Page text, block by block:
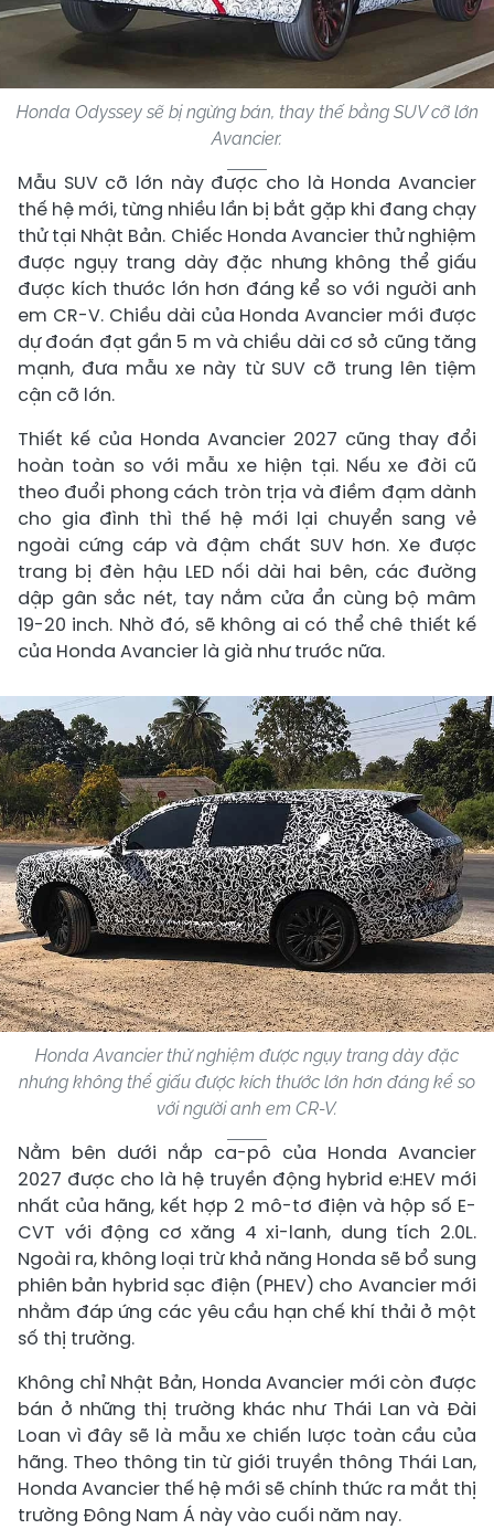
Honda Odyssey sẽ bị ngừng bán, thay thế bằng SUV cỡ lớn
Avancier.
Mẫu SUV cỡ lớn này được cho là Honda Avancier
thế hệ mới, từng nhiều lần bị bắt gặp khi đang chạy
thử tại Nhật Bản. Chiếc Honda Avancier thử nghiệm
được ngụy trang dày đặc nhưng không thể giấu
được kích thước lớn hơn đáng kể so với người anh
em CR-V. Chiều dài của Honda Avancier mới được
dự đoán đạt gần 5 m và chiều dài cơ sở cũng tăng
mạnh, đưa mẫu xe này từ SUV cỡ trung lên tiệm
cận cỡ lớn.
Thiết kế của Honda Avancier 2027 cũng thay đổi
hoàn toàn so với mẫu xe hiện tại. Nếu xe đời cũ
theo đuổi phong cách tròn trịa và điềm đạm dành
cho gia đình thì thế hệ mới lại chuyển sang vẻ
ngoài cứng cáp và đậm chất SUV hơn. Xe được
trang bị đèn hậu LED nối dài hai bên, các đường
dập gân sắc nét, tay nắm cửa ẩn cùng bộ mâm
19-20 inch. Nhờ đó, sẽ không ai có thể chê thiết kế
của Honda Avancier là già như trước nữa.
Honda Avancier thử nghiệm được ngụy trang dày đặc
nhưng không thể giấu được kích thước lớn hơn đáng kể so
với người anh em CR-V.
Nằm bên dưới nắp ca-pô của Honda Avancier
2027 được cho là hệ truyền động hybrid e:HEV mới
nhất của hãng, kết hợp 2 mô-tơ điện và hộp số E-
CVT với động cơ xăng 4 xi-lanh, dung tích 2.0L.
Ngoài ra, không loại trừ khả năng Honda sẽ bổ sung
phiên bản hybrid sạc điện (PHEV) cho Avancier mới
nhằm đáp ứng các yêu cầu hạn chế khí thải ở một
số thị trường.
Không chỉ Nhật Bản, Honda Avancier mới còn được
bán ở những thị trường khác như Thái Lan và Đài
Loan vì đây sẽ là mẫu xe chiến lược toàn cầu của
hãng. Theo thông tin từ giới truyền thông Thái Lan,
Honda Avancier thế hệ mới sẽ chính thức ra mắt thị
trường Đông Nam Á này vào cuối năm nay.